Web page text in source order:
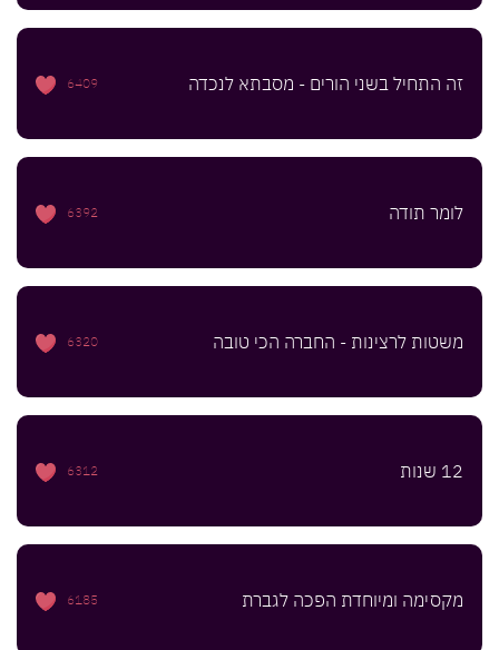
זה התחיל בשני הורים - מסבתא לנכדה 6409
לומר תודה 6392
משטות לרצינות - החברה הכי טובה 6320
12 שנות 6312
מקסימה ומיוחדת הפכה לגברת 6185